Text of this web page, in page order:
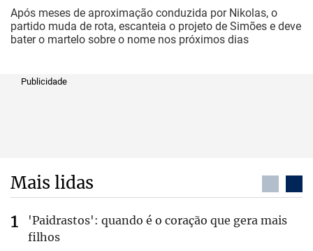
Após meses de aproximação conduzida por Nikolas, o
partido muda de rota, escanteia o projeto de Simões e deve
bater o martelo sobre o nome nos próximos dias
Publicidade
Mais lidas
'Paidrastos': quando é o coração que gera mais
filhos